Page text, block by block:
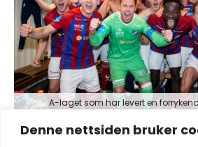
Denne nettsiden bruker
A-laget som har levert en